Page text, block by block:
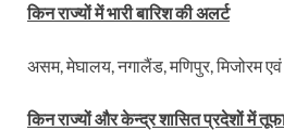
किन राज्यों में भारी बारिश की अलर्ट
असम, मेघालय, नगालैंड, मणिपुर, मिजोरम एवं
किन राज्यों और केन्द्र शासित प्रदेशों में